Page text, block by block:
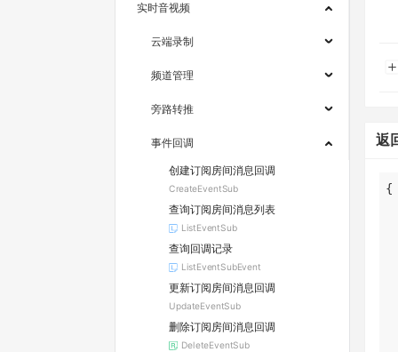
实时音视频
云端录制
频道管理
旁路转推
事件回调
创建订阅房间消息回调
CreateEventSub
查询订阅房间消息列表
ListEventSub
查询回调记录
ListEventSubEvent
更新订阅房间消息回调
UpdateEventSub
删除订阅房间消息回调
DeleteEventSub
返